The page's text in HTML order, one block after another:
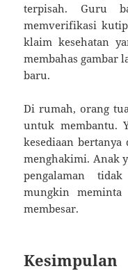
terpisah. Guru
memverifikasi
klaim kesehatan
membahas gambar
baru.
Di rumah, orang
untuk membantu.
kesediaan
menghakimi. Anak
pengalaman
mungkin meminta
membesar.
Kesimpulan